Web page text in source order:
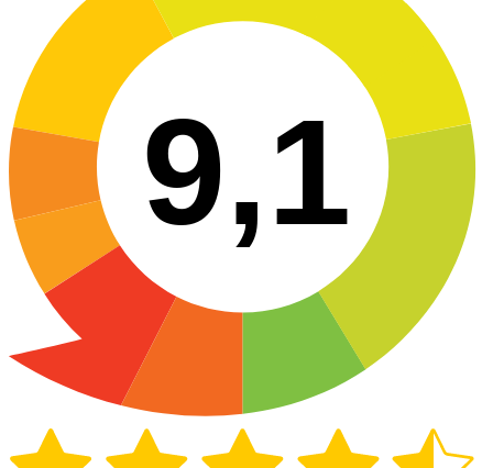
9,1